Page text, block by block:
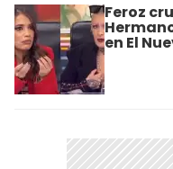
Feroz
en El